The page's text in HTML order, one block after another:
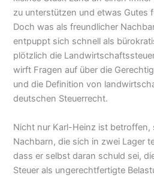
zu unterstützen und etwas Gutes
Doch was als freundlicher
entpuppt sich schnell als
plötzlich die
wirft Fragen auf über die
und die Definition von
deutschen Steuerrecht.
Nicht nur Karl-Heinz ist betroffen,
Nachbarn, die sich in zwei Lager
dass er selbst daran schuld sei,
Steuer als ungerechtfertigte